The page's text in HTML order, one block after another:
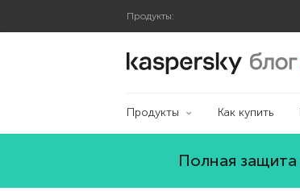
Продукты:
Блог
Продукты Как купить
Полная